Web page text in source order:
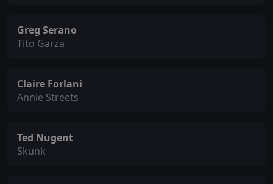
Greg Serano
Tito Garza
Claire Forlani
Annie Streets
Ted Nugent
Skunk